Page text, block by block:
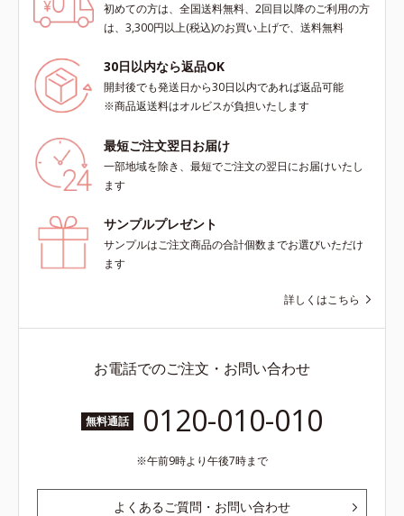
初めての方は、全国送料無料、2回目以降のご利用の方
は、3,300円以上(税込)のお買い上げで、送料無料
30日以内なら返品OK
開封後でも発送日から30日以内であれば返品可能
※商品返送料はオルビスが負担いたします
最短ご注文翌日お届け
一部地域を除き、最短でご注文の翌日にお届けいたし
ます
サンプルプレゼント
サンプルはご注文商品の合計個数までお選びいただけ
ます
詳しくはこちら
お電話でのご注文・お問い合わせ
無料通話 0120-010-010
午前9時より午後7時まで
よくあるご質問・お問い合わせ